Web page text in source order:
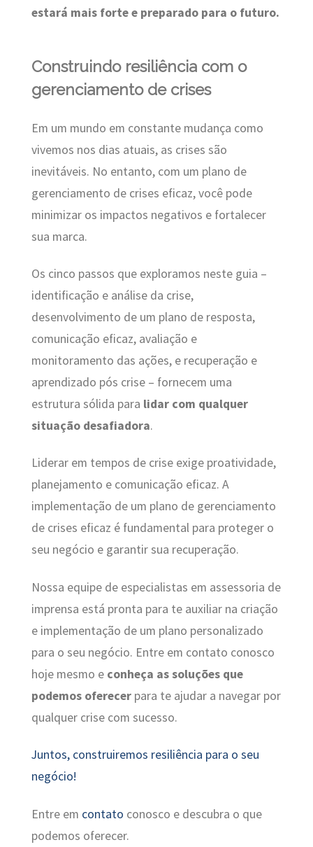
estará mais forte e preparado para o futuro.
Construindo resiliência com o
gerenciamento de crises
Em um mundo em constante mudança como
vivemos nos dias atuais, as crises são
inevitáveis. No entanto, com um plano de
gerenciamento de crises eficaz, você pode
minimizar os impactos negativos e fortalecer
sua marca.
Os cinco passos que exploramos neste guia –
identificação e análise da crise,
desenvolvimento de um plano de resposta,
comunicação eficaz, avaliação e
monitoramento das ações, e recuperação e
aprendizado pós crise – fornecem uma
estrutura sólida para lidar com qualquer
situação desafiadora.
Liderar em tempos de crise exige proatividade,
planejamento e comunicação eficaz. A
implementação de um plano de gerenciamento
de crises eficaz é fundamental para proteger o
seu negócio e garantir sua recuperação.
Nossa equipe de especialistas em assessoria de
imprensa está pronta para te auxiliar na criação
e implementação de um plano personalizado
para o seu negócio. Entre em contato conosco
hoje mesmo e conheça as soluções que
podemos oferecerpara te ajudar a navegar por
qualquer crise com sucesso.
Juntos, construiremos resiliência para o seu
negócio!
Entre em contato conosco e descubra o que
podemos oferecer.